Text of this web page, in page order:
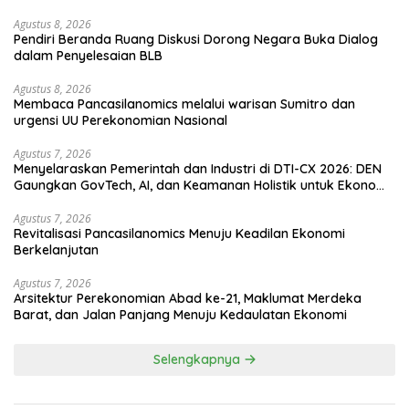
Agustus 8, 2026
Pendiri Beranda Ruang Diskusi Dorong Negara Buka Dialog
dalam Penyelesaian BLB
Agustus 8, 2026
Membaca Pancasilanomics melalui warisan Sumitro dan
urgensi UU Perekonomian Nasional
Agustus 7, 2026
Menyelaraskan Pemerintah dan Industri di DTI-CX 2026: DEN
Gaungkan GovTech, AI, dan Keamanan Holistik untuk Ekonomi
Agustus 7, 2026
Revitalisasi Pancasilanomics Menuju Keadilan Ekonomi
Berkelanjutan
Agustus 7, 2026
Arsitektur Perekonomian Abad ke-21, Maklumat Merdeka
Barat, dan Jalan Panjang Menuju Kedaulatan Ekonomi
Selengkapnya